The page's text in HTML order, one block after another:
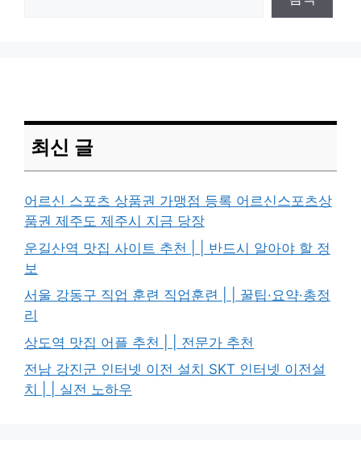
최신 글
어르신 스포츠 상품권 가맹점 등록 어르신스포츠상
품권 제주도 제주시 지금 당장
운길산역 맛집 사이트 추천 | | 반드시 알아야 할 정
보
서울 강동구 직업 훈련 직업훈련 | | 꿀팁·요약·총정
리
상도역 맛집 어플 추천 | | 전문가 추천
전남 강진군 인터넷 이전 설치 SKT 인터넷 이전설
치 | | 실전 노하우